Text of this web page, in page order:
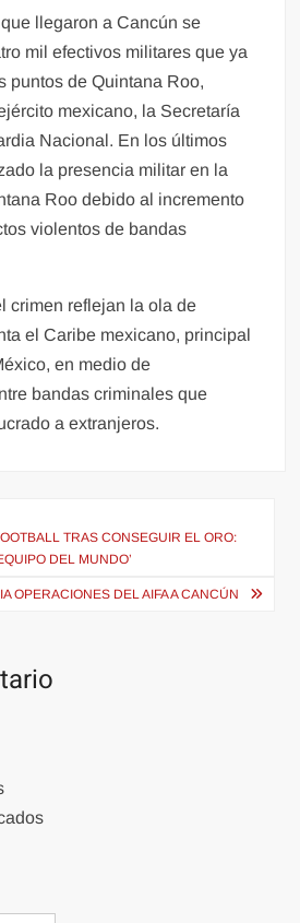
llegaron a Cancún se
mil efectivos militares que ya
puntos de Quintana Roo,
mexicano, la Secretaría
Nacional. En los últimos
la presencia militar en la
Roo debido al incremento
violentos de bandas
crimen reflejan la ola de
el Caribe mexicano, principal
en medio de
bandas criminales que
a extranjeros.
TRAS CONSEGUIR EL ORO:
DEL MUNDO’
OPERACIONES DEL AIFA A CANCÚN